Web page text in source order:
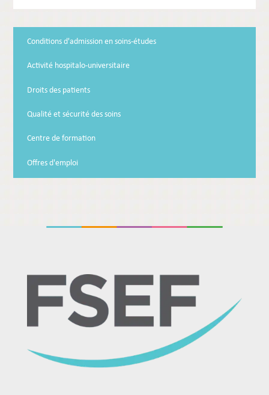
Conditions d'admission en soins-études
Activité hospitalo-universitaire
Droits des patients
Qualité et sécurité des soins
Centre de formation
Offres d'emploi